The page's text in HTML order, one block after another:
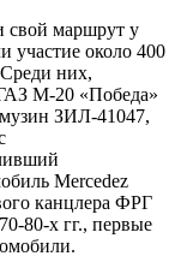
маршрут у
участие около 400
них,
М-20 «Победа»
ЗИЛ-41047,
Mercedez
канцлера ФРГ
80-х гг., первые